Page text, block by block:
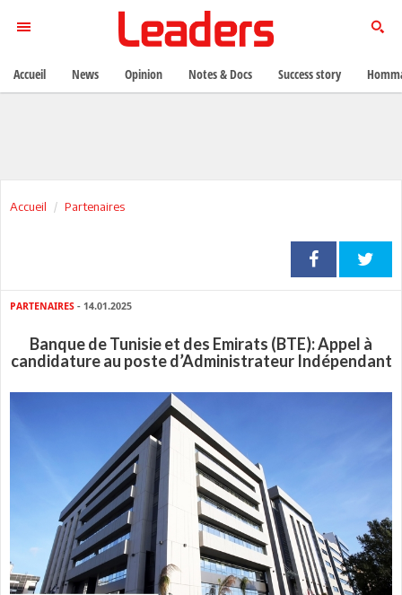
Accueil Partenaires
PARTENAIRES - 14.01.2025
Banque de Tunisie et des Emirats (BTE): Appel à
candidature au poste d’Administrateur Indépendant
Accueil News Opinion Notes & Docs Success story